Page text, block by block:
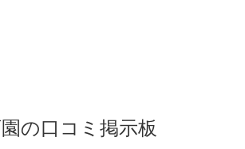
の口コミ掲示板